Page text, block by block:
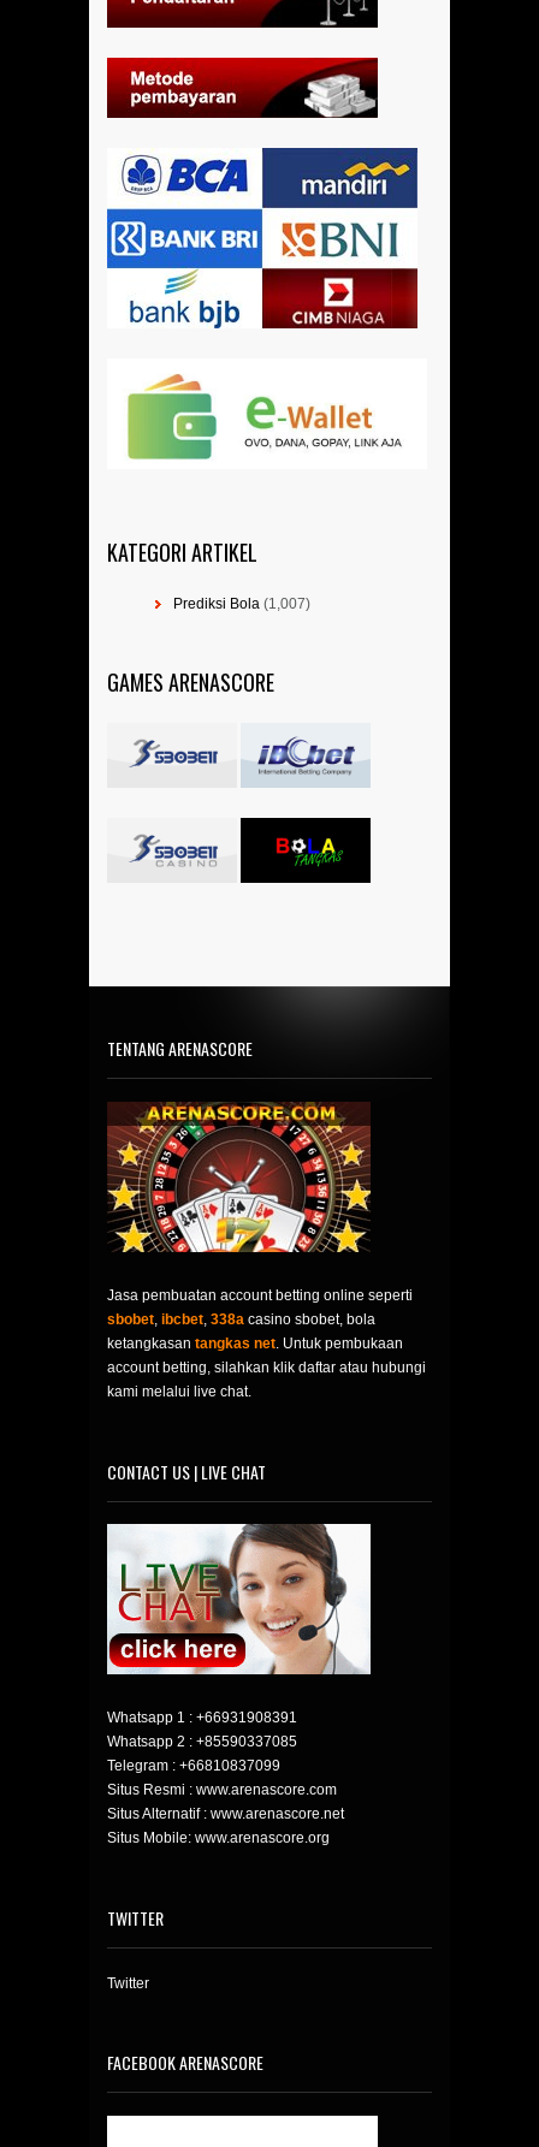
KATEGORI ARTIKEL
Prediksi Bola (1,007)
GAMES ARENASCORE
TENTANG ARENASCORE
Jasa pembuatan account betting online seperti
sbobet, ibcbet, 338a casino sbobet, bola
ketangkasan tangkas net. Untuk pembukaan
account betting, silahkan klik daftar atau hubungi
kami melalui live chat.
CONTACT US | LIVE CHAT
Whatsapp 1 : +66931908391
Whatsapp 2 : +85590337085
Telegram : +66810837099
Situs Resmi : www.arenascore.com
Situs Alternatif : www.arenascore.net
Situs Mobile: www.arenascore.org
TWITTER
Twitter
FACEBOOK ARENASCORE